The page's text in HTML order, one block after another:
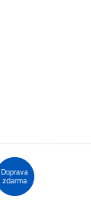
Doprava
zdarma